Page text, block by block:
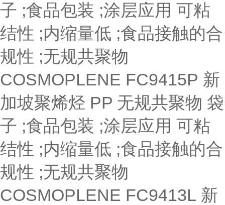
子 ;食品包装 ;涂层应用 可粘
结性 ;内缩量低 ;食品接触的合
规性 ;无规共聚物
COSMOPLENE FC9415P 新
加坡聚烯烃 PP 无规共聚物 袋
子 ;食品包装 ;涂层应用 可粘
结性 ;内缩量低 ;食品接触的合
规性 ;无规共聚物
COSMOPLENE FC9413L 新